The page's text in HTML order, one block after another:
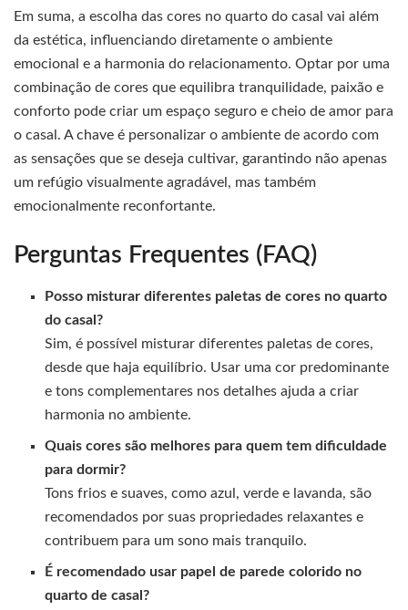
Em suma, a escolha das cores no quarto do casal vai além
da estética, influenciando diretamente o ambiente
emocional e a harmonia do relacionamento. Optar por uma
combinação de cores que equilibra tranquilidade, paixão e
conforto pode criar um espaço seguro e cheio de amor para
o casal. A chave é personalizar o ambiente de acordo com
as sensações que se deseja cultivar, garantindo não apenas
um refúgio visualmente agradável, mas também
emocionalmente reconfortante.
Perguntas Frequentes (FAQ)
Posso misturar diferentes paletas de cores no quarto
do casal?
Sim, é possível misturar diferentes paletas de cores,
desde que haja equilíbrio. Usar uma cor predominante
e tons complementares nos detalhes ajuda a criar
harmonia no ambiente.
Quais cores são melhores para quem tem dificuldade
para dormir?
Tons frios e suaves, como azul, verde e lavanda, são
recomendados por suas propriedades relaxantes e
contribuem para um sono mais tranquilo.
É recomendado usar papel de parede colorido no
quarto de casal?